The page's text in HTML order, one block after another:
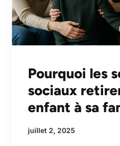
Pourquoi les
sociaux
enfant à sa
juillet 2, 2025